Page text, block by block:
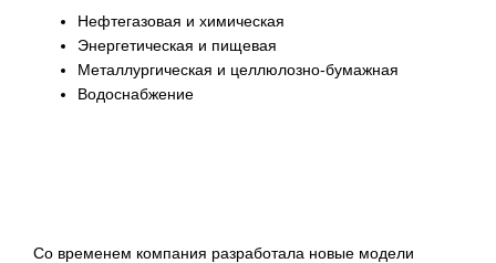
Нефтегазовая и химическая
Энергетическая и пищевая
Металлургическая и целлюлозно-бумажная
Водоснабжение
Со временем компания разработала новые модели